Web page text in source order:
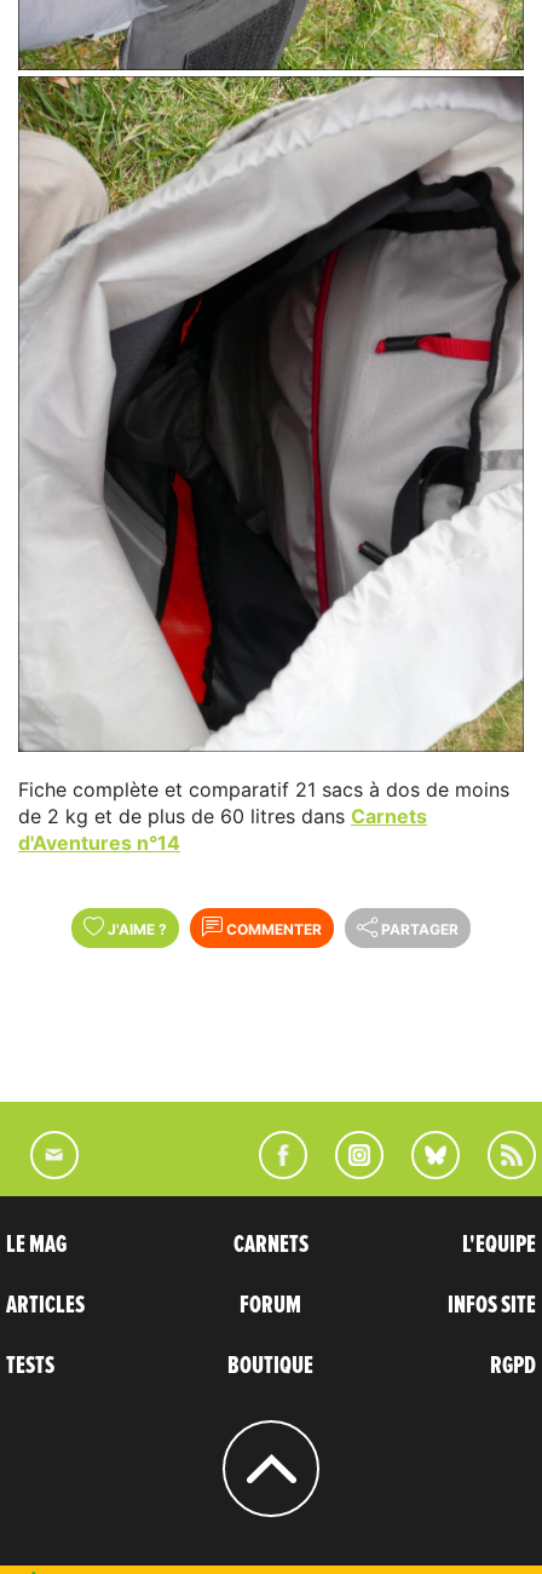
Fiche complète et comparatif 21 sacs à dos de moins
de 2 kg et de plus de 60 litres dans Carnets
d'Aventures n°14
J'AIME ? COMMENTER PARTAGER
LE MAG
ARTICLES
TESTS
CARNETS
FORUM
BOUTIQUE
L'EQUIPE
INFOS SITE
RGPD